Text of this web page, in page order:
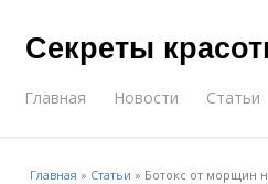
Секреты
Главная Новости Статьи
Главная » Статьи » Ботокс от морщин